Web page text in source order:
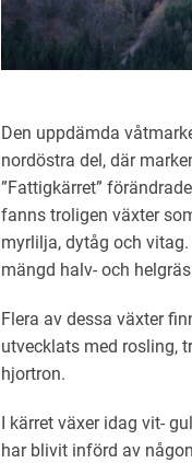
Den uppdämda
nordöstra del, där
”Fattigkärret”
fanns troligen växter
myrlilja, dytåg och
mängd halv- och
Flera av dessa växter
utvecklats med rosling,
hjortron.
I kärret växer idag vit-
har blivit införd av